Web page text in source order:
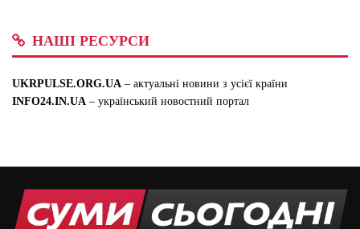
НАШІ РЕСУРСИ
UKRPULSE.ORG.UA – актуальні новини з усієї країни
INFO24.IN.UA – український новостний портал